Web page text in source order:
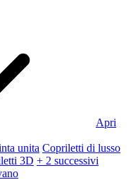
Apri
unita Copriletti di lusso
3D + 2 successivi